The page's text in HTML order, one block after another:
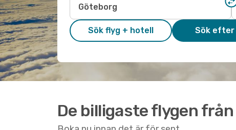
Sök flyg + hotell Sök efter
De billigaste flygen